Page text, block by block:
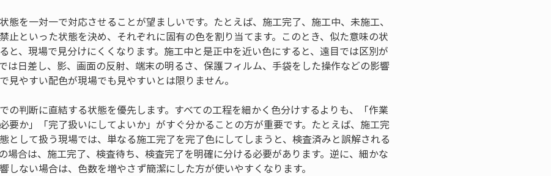
態を一対一で対応させることが望ましいです。たとえば、施工完了、施工中、未施工、
止といった状態を決め、それぞれに固有の色を割り当てます。このとき、似た意味の状
と、現場で見分けにくくなります。施工中と是正中を近い色にすると、遠目では区別が
は日差し、影、画面の反射、端末の明るさ、保護フィルム、手袋をした操作などの影響
見やすい配色が現場でも見やすいとは限りません。
の判断に直結する状態を優先します。すべての工程を細かく色分けするよりも、「作業
要か」「完了扱いにしてよいか」がすぐ分かることの方が重要です。たとえば、施工完
として扱う現場では、単なる施工完了を完了色にしてしまうと、検査済みと誤解される
場合は、施工完了、検査待ち、検査完了を明確に分ける必要があります。逆に、細かな
しない場合は、色数を増やさず簡潔にした方が使いやすくなります。